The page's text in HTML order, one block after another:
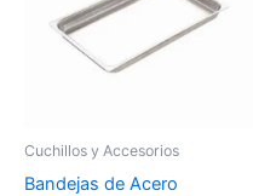
Cuchillos y Accesorios
Bandejas de Acero